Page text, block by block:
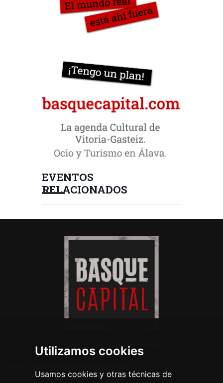
Utilizamos cookies
Usamos cookies y otras técnicas de
EVENTOS
RELACIONADOS
Legal